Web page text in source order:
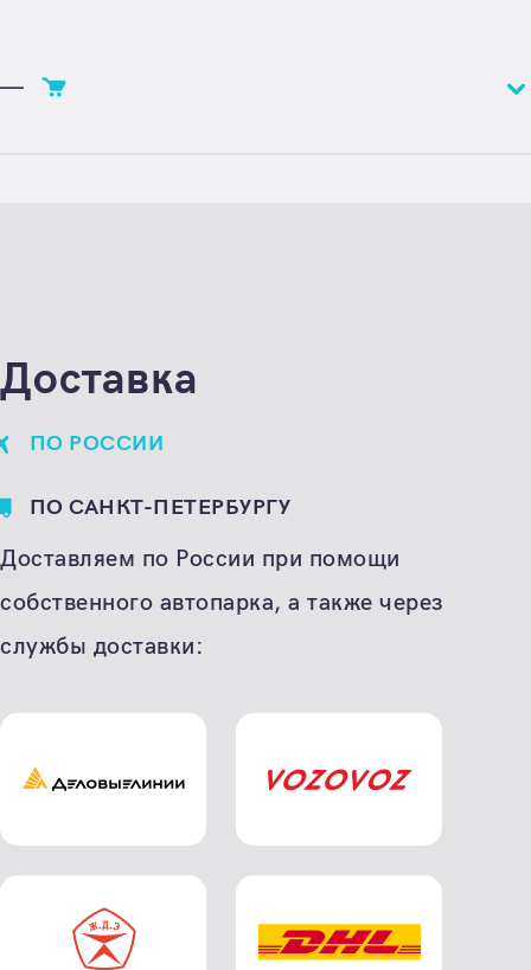
—
ПО РОССИИ
ПО САНКТ-ПЕТЕРБУРГУ
Доставка
Доставляем по России при помощи
собственного автопарка, а также через
службы доставки: